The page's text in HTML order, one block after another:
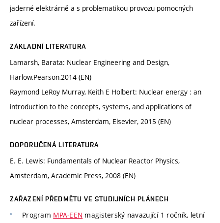
jaderné elektrárně a s problematikou provozu pomocných
zařízení.
ZÁKLADNÍ LITERATURA
Lamarsh, Barata: Nuclear Engineering and Design,
Harlow,Pearson,2014 (EN)
Raymond LeRoy Murray, Keith E Holbert: Nuclear energy : an
introduction to the concepts, systems, and applications of
nuclear processes, Amsterdam, Elsevier, 2015 (EN)
DOPORUČENÁ LITERATURA
E. E. Lewis: Fundamentals of Nuclear Reactor Physics,
Amsterdam, Academic Press, 2008 (EN)
ZAŘAZENÍ PŘEDMĚTU VE STUDIJNÍCH PLÁNECH
Program MPA-EEN magisterský navazující 1 ročník, letní